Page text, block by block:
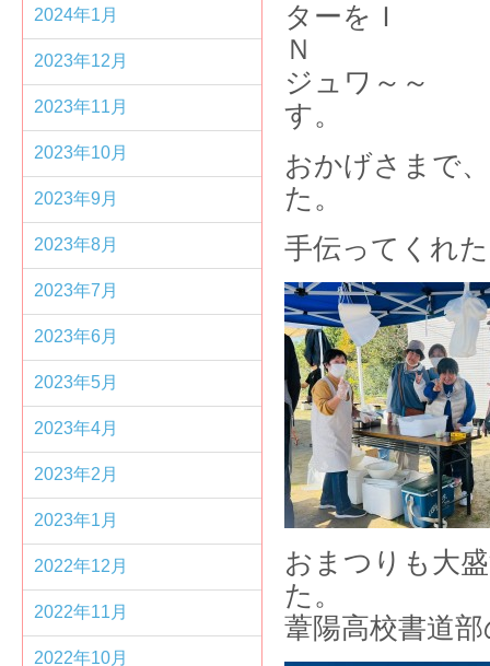
ターをＩ
ジュワ～～
おかげさまで
手伝ってくれ
おまつりも大
葦陽高校書道
2024年1月
2023年12月
2023年11月
2023年10月
2023年9月
2023年8月
2023年7月
2023年6月
2023年5月
2023年4月
2023年2月
2023年1月
2022年12月
2022年11月
2022年10月